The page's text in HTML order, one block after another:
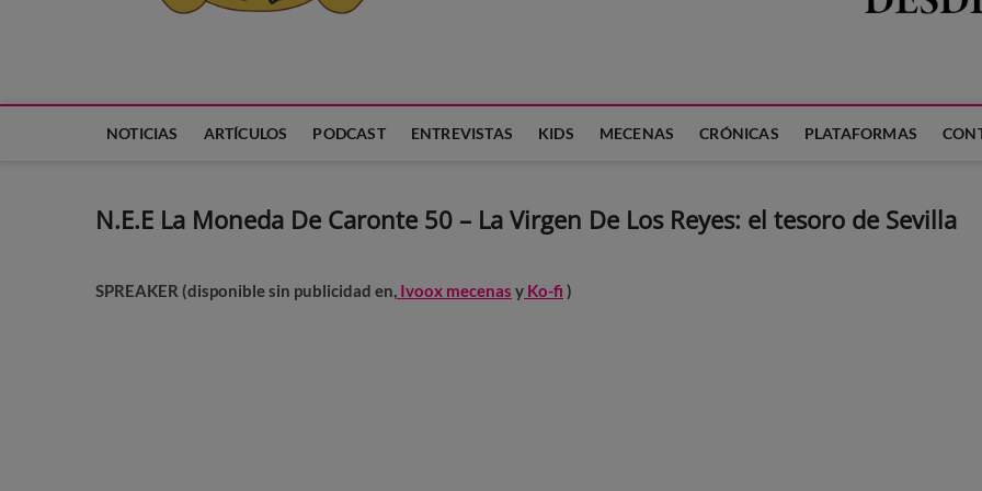
NOTICIAS ARTÍCULOS PODCAST ENTREVISTAS KIDS MECENAS CRÓNICAS PLATAFORMAS
N.E.E La Moneda De Caronte 50 – La Virgen De Los Reyes: el tesoro de Sevilla
SPREAKER (disponible sin publicidad en, Ivoox mecenas y Ko-fi )